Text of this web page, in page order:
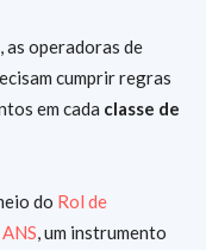
as operadoras de
cumprir regras
em cada classe de
do Rol de
, um instrumento